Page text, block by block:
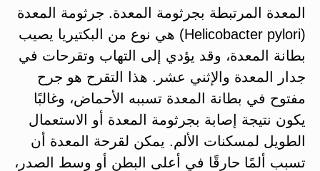
المعدة المرتبطة بجرثومة المعدة. جرثومة المعدة
(Helicobacter pylori) هي نوع من البكتيريا يصيب
بطانة المعدة، وقد يؤدي إلى التهاب وتقرحات في
جدار المعدة والإثني عشر. هذا التقرح هو جرح
مفتوح في بطانة المعدة تسببه الأحماض، وغالبًا
يكون نتيجة إصابة بجرثومة المعدة أو الاستعمال
الطويل لمسكنات الألم​. يمكن لقرحة المعدة أن
تسبب ألمًا حارقًا في أعلى البطن أو وسط الصدر،